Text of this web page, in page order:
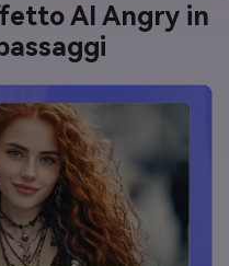
AI Angry in